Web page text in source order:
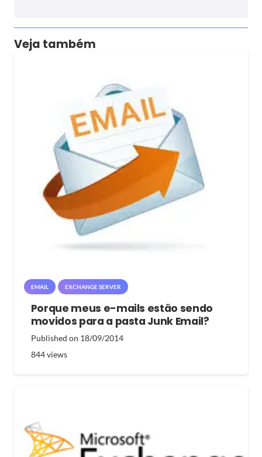
Veja também
EMAIL EXCHANGE SERVER
Porque meus e-mails estão sendo
movidos para a pasta Junk Email?
Published on 18/09/2014
844views